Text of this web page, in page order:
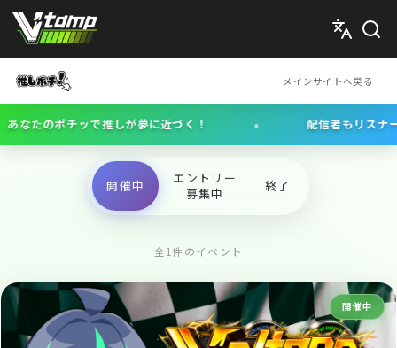
V-tamp（ブイタンプ）
メインサイトへ戻る
のポチッで推しが夢に近づく！ 配信者もリスナーも一
開催中
エントリー
募集中
終了
全1件のイベント
開催中